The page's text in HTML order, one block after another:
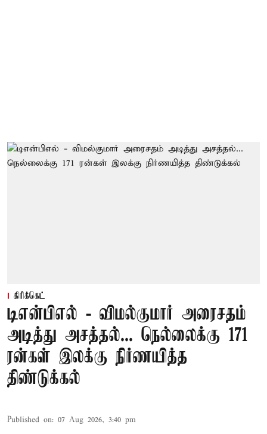
கிரிக்கெட்
டிஎன்பிஎல் - விமல்குமார் அரைசதம்
அடித்து அசத்தல்... நெல்லைக்கு 171
ரன்கள் இலக்கு நிர்ணயித்த
திண்டுக்கல்
Published on: 07 Aug 2026, 3:40 pm